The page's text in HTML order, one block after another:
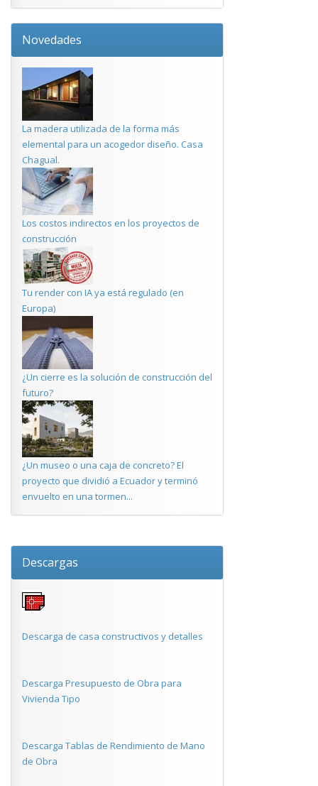
Novedades
La madera utilizada de la forma más
elemental para un acogedor diseño. Casa
Chagual.
Los costos indirectos en los proyectos de
construcción
Tu render con IA ya está regulado (en
Europa)
¿Un cierre es la solución de construcción del
futuro?
¿Un museo o una caja de concreto? El
proyecto que dividió a Ecuador y terminó
envuelto en una tormen...
Descargas
Descarga de casa constructivos y detalles
Descarga Presupuesto de Obra para
Vivienda Tipo
Descarga Tablas de Rendimiento de Mano
de Obra